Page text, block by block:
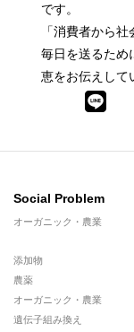
です。
「消費者から
毎日を送るため
恵をお伝えして
Social Problem
オーガニック・農業
添加物
農薬
オーガニック・農業
遺伝子組み換え